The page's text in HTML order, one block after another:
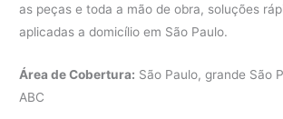
as peças e toda a mão de obra, soluções
aplicadas a domicílio em São Paulo.
Área de Cobertura: São Paulo, grande São
ABC